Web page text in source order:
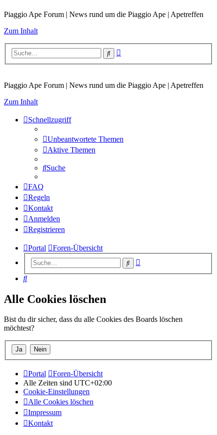
Piaggio Ape Forum | News rund um die Piaggio Ape | Apetreffen
Zum Inhalt
Suche
Piaggio Ape Forum | News rund um die Piaggio Ape | Apetreffen
Zum Inhalt
Schnellzugriff
Unbeantwortete Themen
Aktive Themen
Suche
FAQ
Regeln
Kontakt
Anmelden
Registrieren
Portal Foren-Übersicht
Suche
Suche
Alle Cookies löschen
Bist du dir sicher, dass du alle Cookies des Boards löschen
möchtest?
Portal
Foren-Übersicht
Alle Zeiten sind UTC+02:00
Cookie-Einstellungen
Alle Cookies löschen
Impressum
Kontakt